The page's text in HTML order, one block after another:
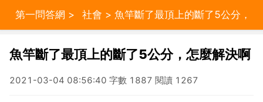
第一問答網 > 社會 > 魚竿斷了最頂上的斷了5公分，
魚竿斷了最頂上的斷了5公分，怎麼解決啊
2021-03-04 08:56:40 字數 1887 閱讀 1267